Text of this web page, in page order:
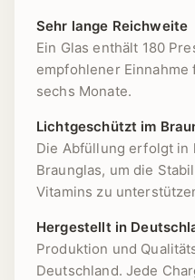
Sehr lange Reichweite
Ein Glas enthält 180
empfohlener Einnahme
sechs Monate.
Lichtgeschützt im
Die Abfüllung erfolgt in
Braunglas, um die
Vitamins zu
Hergestellt in
Produktion und
Deutschland. Jede